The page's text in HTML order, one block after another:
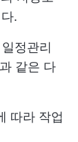
.
정관리
같은 다
따라 작업